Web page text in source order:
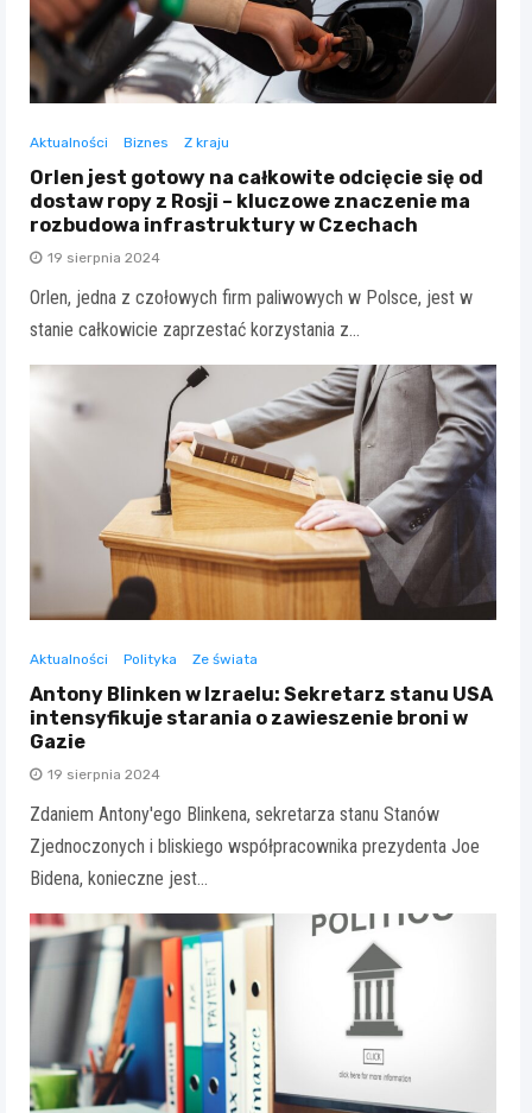
Aktualności Biznes Z kraju
Orlen jest gotowy na całkowite odcięcie się od
dostaw ropy z Rosji – kluczowe znaczenie ma
rozbudowa infrastruktury w Czechach
19 sierpnia 2024
Orlen, jedna z czołowych firm paliwowych w Polsce, jest w
stanie całkowicie zaprzestać korzystania z…
Aktualności Polityka Ze świata
Antony Blinken w Izraelu: Sekretarz stanu USA
intensyfikuje starania o zawieszenie broni w
Gazie
19 sierpnia 2024
Zdaniem Antony'ego Blinkena, sekretarza stanu Stanów
Zjednoczonych i bliskiego współpracownika prezydenta Joe
Bidena, konieczne jest…